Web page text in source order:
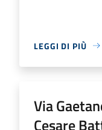
LEGGI DI PIÙ
Via
Cesare